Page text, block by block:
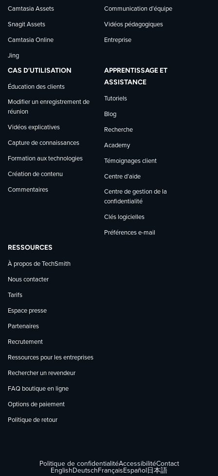
Camtasia Assets
Snagit Assets
Camtasia Online
Jing
Communication d’équipe
Vidéos pédagogiques
Entreprise
CAS D’UTILISATION
Éducation des clients
Modifier un enregistrement de
réunion
Vidéos explicatives
Capture de connaissances
Formation aux technologies
Création de contenu
Commentaires
APPRENTISSAGE ET
ASSISTANCE
Tutoriels
Blog
Recherche
Academy
Témoignages client
Centre d’aide
Centre de gestion de la
confidentialité
Clés logicielles
Préférences e-mail
RESSOURCES
À propos de TechSmith
Nous contacter
Tarifs
Espace presse
Partenaires
Recrutement
Ressources pour les entreprises
Rechercher un revendeur
FAQ boutique en ligne
Options de paiement
Politique de retour
Politique de confidentialitéAccessibilitéContact
English Deutsch Français Español 日本語